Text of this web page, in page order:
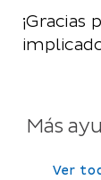
Más
Ver